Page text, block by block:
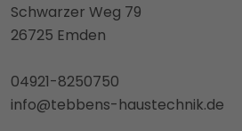
Schwarzer Weg 79
26725 Emden
04921-8250750
info@tebbens-haustechnik.de